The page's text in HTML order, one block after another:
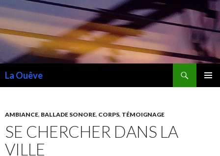
La Ouêve
AMBIANCE, BALLADE SONORE, CORPS, TÉMOIGNAGE
SE CHERCHER DANS LA
VILLE